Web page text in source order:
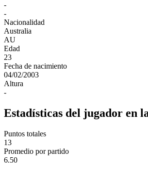
-
-
Nacionalidad
Australia
AU
Edad
23
Fecha de nacimiento
04/02/2003
Altura
-
Estadísticas del jugador en
Puntos totales
13
Promedio por partido
6.50